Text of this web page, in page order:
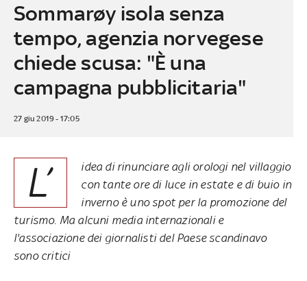
Sommarøy isola senza
tempo, agenzia norvegese
chiede scusa: "È una
campagna pubblicitaria"
27 giu 2019 - 17:05
L’
idea di rinunciare agli orologi nel villaggio
con tante ore di luce in estate e di buio in
inverno è uno spot per la promozione del
turismo. Ma alcuni media internazionali e
l'associazione dei giornalisti del Paese scandinavo
sono critici